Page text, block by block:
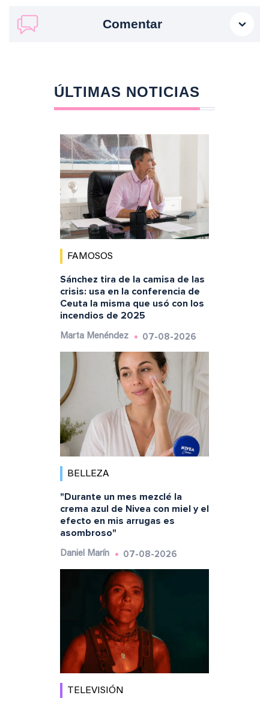
Comentar
ÚLTIMAS NOTICIAS
FAMOSOS
Sánchez tira de la camisa de las
crisis: usa en la conferencia de
Ceuta la misma que usó con los
incendios de 2025
Marta Menéndez 07-08-2026
BELLEZA
"Durante un mes mezclé la
crema azul de Nivea con miel y el
efecto en mis arrugas es
asombroso"
Daniel Marín 07-08-2026
TELEVISIÓN